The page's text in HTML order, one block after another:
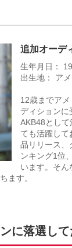
追加オーデ
生年月日：
出生地： ア
12歳までア
ディションに
AKB48とし
ても活躍して
品リリース、
ンキング1位
います。そん
ます。
に落選し